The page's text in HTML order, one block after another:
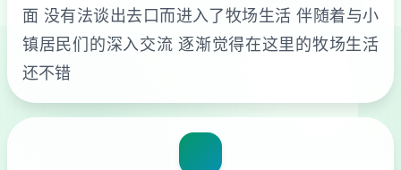
面 没有法谈出去口而进入了牧场生活 伴随着与小
镇居民们的深入交流 逐渐觉得在这里的牧场生活
还不错